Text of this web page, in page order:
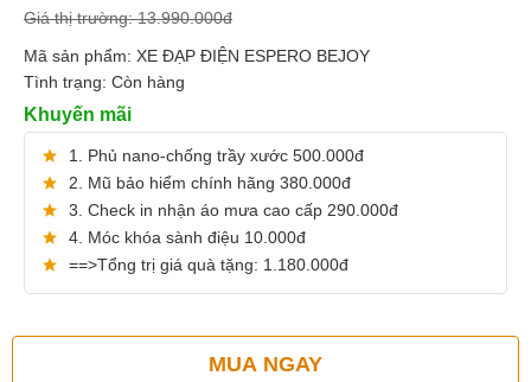
Giá thị trường:13.990.000đ
Mã sản phẩm: XE ĐẠP ĐIỆN ESPERO BEJOY
Tình trạng: Còn hàng
Khuyến mãi
1. Phủ nano-chống trầy xước 500.000đ
2. Mũ bảo hiểm chính hãng 380.000đ
3. Check in nhận áo mưa cao cấp 290.000đ
4. Móc khóa sành điệu 10.000đ
==>Tổng trị giá quà tặng: 1.180.000đ
MUA NGAY